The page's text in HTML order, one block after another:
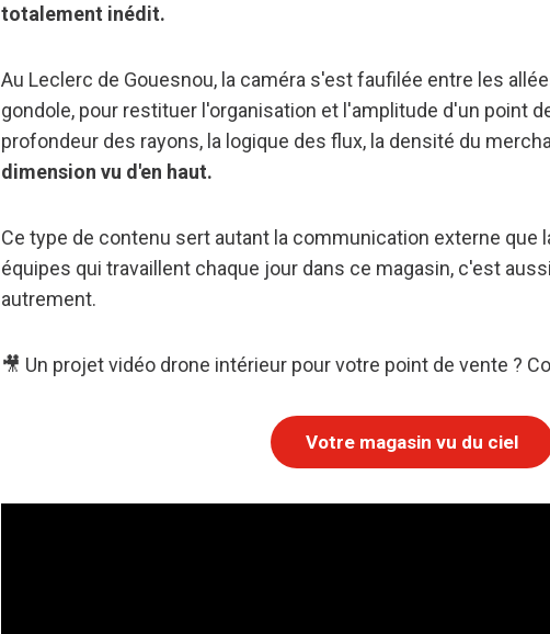
totalement inédit.
Au Leclerc de Gouesnou, la caméra s'est faufilée entre les
gondole, pour restituer l'organisation et l'amplitude d'un point
profondeur des rayons, la logique des flux, la densité du
dimension vu d'en haut.
Ce type de contenu sert autant la communication externe que
équipes qui travaillent chaque jour dans ce magasin, c'est
autrement.
🎥 Un projet vidéo drone intérieur pour votre point de vente ?
Votre magasin vu du ciel